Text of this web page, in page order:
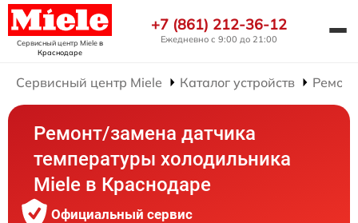
Сервисный центр Mieleв
Краснодаре
+7 (861) 212-36-12
Ежедневно с 9:00 до 21:00
Сервисный центр Miele Каталог устройств
Ремонт/замена датчика
температуры холодильника
Miele в Краснодаре
Официальный сервис